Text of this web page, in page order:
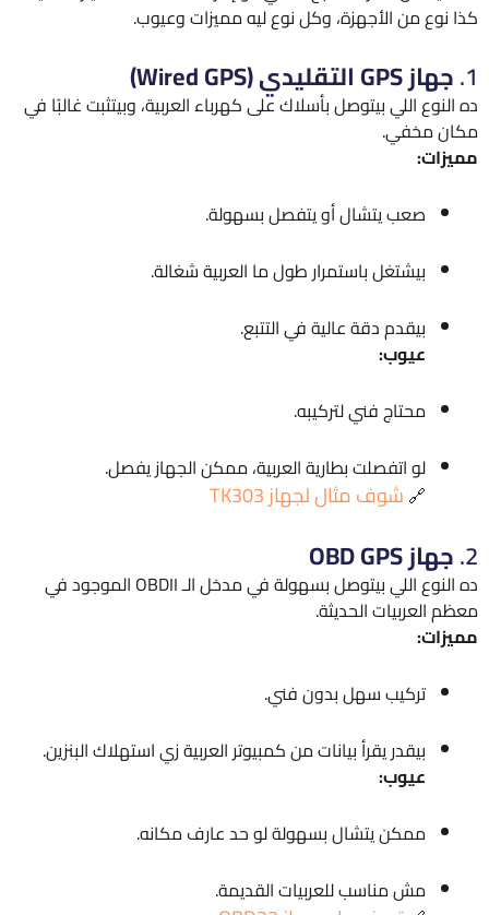
كذا نوع من الأجهزة، وكل نوع ليه مميزات وعيوب.
جهاز GPS التقليدي (Wired GPS)
ده النوع اللي بيتوصل بأسلاك على كهرباء العربية، وبيتثبت غالبًا في
مكان مخفي.
مميزات:
صعب يتشال أو يتفصل بسهولة.
بيشتغل باستمرار طول ما العربية شغالة.
بيقدم دقة عالية في التتبع.
عيوب:
محتاج فني لتركيبه.
لو اتفصلت بطارية العربية، ممكن الجهاز يفصل.
🔗شوف مثال لجهاز TK303
2. جهاز OBD GPS
ده النوع اللي بيتوصل بسهولة في مدخل الـ OBDII الموجود في
معظم العربيات الحديثة.
مميزات:
تركيب سهل بدون فني.
بيقدر يقرأ بيانات من كمبيوتر العربية زي استهلاك البنزين.
عيوب:
ممكن يتشال بسهولة لو حد عارف مكانه.
مش مناسب للعربيات القديمة.